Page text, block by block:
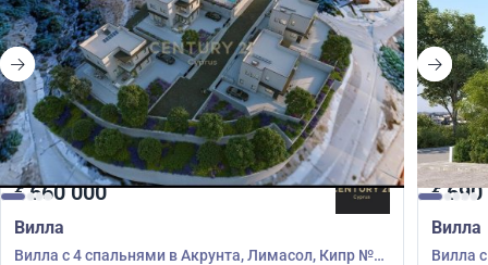
€660 000
Вилла
Вилла с 4 спальнями в Акрунта, Лимасол, Кипр №
€690
Вилла
Вилла